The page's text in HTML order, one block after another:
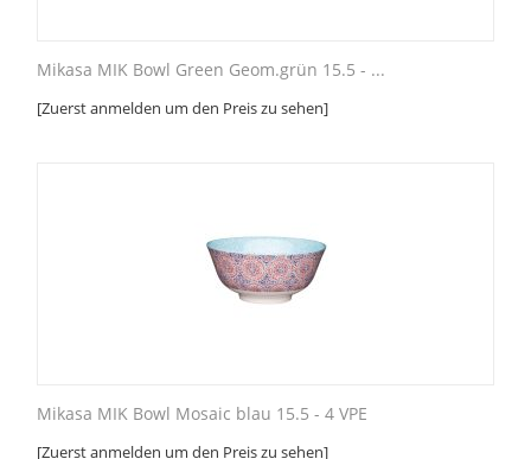
Mikasa MIK Bowl Green Geom.grün 15.5 - ...
[Zuerst anmelden um den Preis zu sehen]
Mikasa MIK Bowl Mosaic blau 15.5 - 4 VPE
[Zuerst anmelden um den Preis zu sehen]